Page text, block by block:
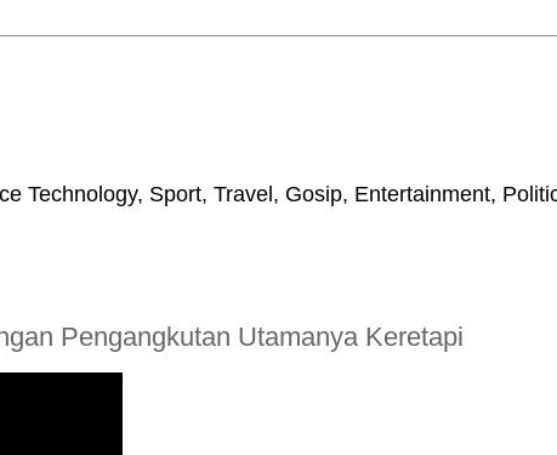
Technology, Sport, Travel, Gosip, Entertainment,
Pengangkutan Utamanya Keretapi